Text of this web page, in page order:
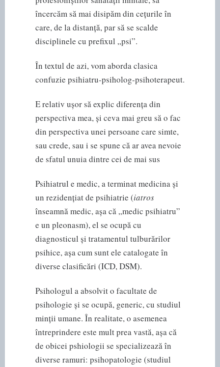
încercăm să mai disipăm din cețurile în
care, de la distanță, par să se scalde
disciplinele cu prefixul „psi”.
În textul de azi, vom aborda clasica
confuzie psihiatru-psiholog-psihoterapeut.
E relativ ușor să explic diferența din
perspectiva mea, și ceva mai greu să o fac
din perspectiva unei persoane care simte,
sau crede, sau i se spune că ar avea nevoie
de sfatul unuia dintre cei de mai sus
Psihiatrul e medic, a terminat medicina și
un rezidențiat de psihiatrie (iatros
înseamnă medic, așa că „medic psihiatru”
e un pleonasm), el se ocupă cu
diagnosticul și tratamentul tulburărilor
psihice, așa cum sunt ele catalogate în
diverse clasificări (ICD, DSM).
Psihologul a absolvit o facultate de
psihologie și se ocupă, generic, cu studiul
minții umane. În realitate, o asemenea
întreprindere este mult prea vastă, așa că
de obicei pshiologii se specializează în
diverse ramuri: psihopatologie (studiul